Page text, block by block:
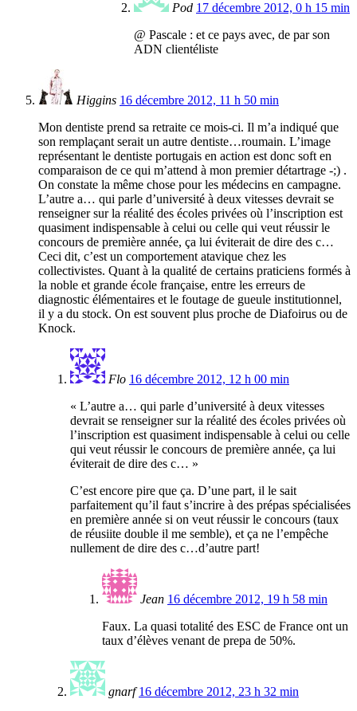
Pod 17 décembre 2012, 0 h 15 min
@ Pascale : et ce pays avec, de par son
ADN clientéliste
Higgins 16 décembre 2012, 11 h 50 min
Mon dentiste prend sa retraite ce mois-ci. Il m’a indiqué que
son remplaçant serait un autre dentiste…roumain. L’image
représentant le dentiste portugais en action est donc soft en
comparaison de ce qui m’attend à mon premier détartrage -;) .
On constate la même chose pour les médecins en campagne.
L’autre a… qui parle d’université à deux vitesses devrait se
renseigner sur la réalité des écoles privées où l’inscription est
quasiment indispensable à celui ou celle qui veut réussir le
concours de première année, ça lui éviterait de dire des c…
Ceci dit, c’est un comportement atavique chez les
collectivistes. Quant à la qualité de certains praticiens formés à
la noble et grande école française, entre les erreurs de
diagnostic élémentaires et le foutage de gueule institutionnel,
il y a du stock. On est souvent plus proche de Diafoirus ou de
Knock.
Flo 16 décembre 2012, 12 h 00 min
« L’autre a… qui parle d’université à deux vitesses
devrait se renseigner sur la réalité des écoles privées où
l’inscription est quasiment indispensable à celui ou celle
qui veut réussir le concours de première année, ça lui
éviterait de dire des c… »
C’est encore pire que ça. D’une part, il le sait
parfaitement qu’il faut s’incrire à des prépas spécialisées
en première année si on veut réussir le concours (taux
de réusiite double il me semble), et ça ne l’empêche
nullement de dire des c…d’autre part!
Jean 16 décembre 2012, 19 h 58 min
Faux. La quasi totalité des ESC de France ont un
taux d’élèves venant de prepa de 50%.
gnarf 16 décembre 2012, 23 h 32 min